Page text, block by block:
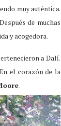
muy auténtica.
de muchas
y acogedora.
a Dalí.
el corazón de la
.